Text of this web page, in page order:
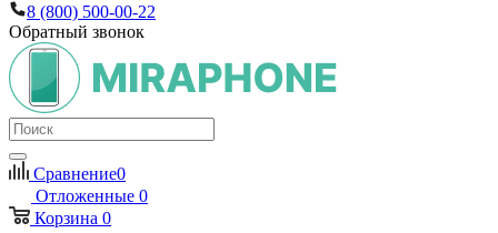
8 (800) 500-00-22
Обратный звонок
Сравнение0
Отложенные 0
Корзина 0